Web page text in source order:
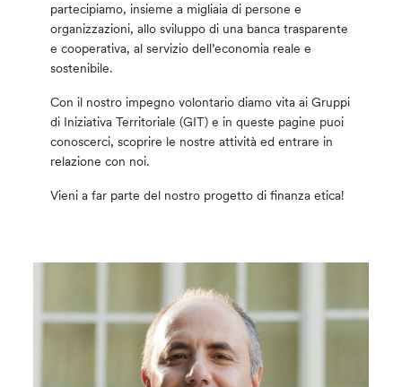
partecipiamo, insieme a migliaia di persone e
organizzazioni, allo sviluppo di una banca trasparente
e cooperativa, al servizio dell’economia reale e
sostenibile.
Con il nostro impegno volontario diamo vita ai Gruppi
di Iniziativa Territoriale (GIT) e in queste pagine puoi
conoscerci, scoprire le nostre attività ed entrare in
relazione con noi.
Vieni a far parte del nostro progetto di finanza etica!